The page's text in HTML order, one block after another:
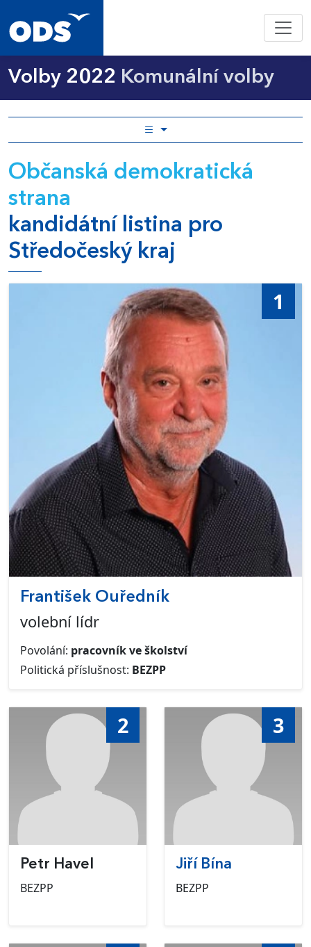
Volby 2022 Komunální volby
Občanská demokratická
strana
kandidátní listina pro
Středočeský kraj
1
František Ouředník
volební lídr
Povolání: pracovník ve školství
Politická příslušnost: BEZPP
2
Petr Havel
BEZPP
3
Jiří Bína
BEZPP